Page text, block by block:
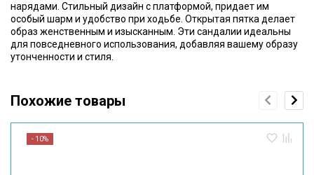
нарядами. Стильный дизайн с платформой, придает им
особый шарм и удобство при ходьбе. Открытая пятка делает
образ женственным и изысканным. Эти сандалии идеальны
для повседневного использования, добавляя вашему образу
утонченности и стиля.
Похожие товары
- 10%